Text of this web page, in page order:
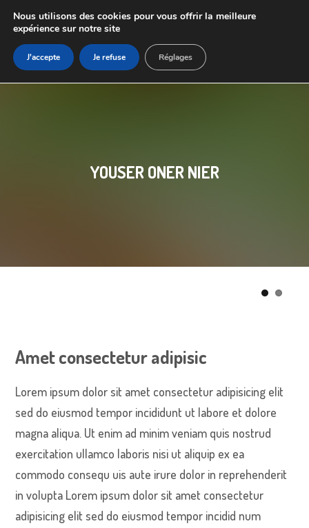
YOUSER ONER NIER
Amet consectetur adipisic
Lorem ipsum dolor sit amet consectetur adipisicing elit
sed do eiusmod tempor incididunt ut labore et dolore
magna aliqua. Ut enim ad minim veniam quis nostrud
exercitation ullamco laboris nisi ut aliquip ex ea
commodo consequ uis aute irure dolor in reprehenderit
in volupta Lorem ipsum dolor sit amet consectetur
adipisicing elit sed do eiusmod tempor incidid num
Nous utilisons des cookies pour vous offrir la meilleure
expérience sur notre site
J'accepte Je refuse Réglages